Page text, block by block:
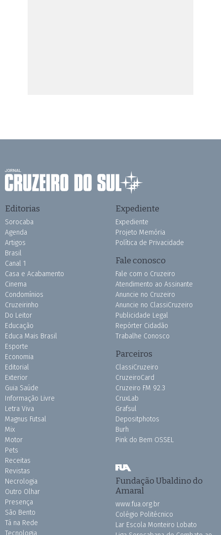
Editorias
Sorocaba
Agenda
Artigos
Brasil
Canal 1
Casa e Acabamento
Cinema
Condomínios
Cruzeirinho
Do Leitor
Educação
Educa Mais Brasil
Esporte
Economia
Editorial
Exterior
Guia Saúde
Informação Livre
Letra Viva
Magnus Futsal
Mix
Motor
Pets
Receitas
Revistas
Necrologia
Outro Olhar
Presença
São Bento
Tá na Rede
Tecnologia
Expediente
Expediente
Projeto Memória
Política de Privacidade
Fale conosco
Fale com o Cruzeiro
Atendimento ao Assinante
Anuncie no Cruzeiro
Anuncie no ClassiCruzeiro
Publicidade Legal
Repórter Cidadão
Trabalhe Conosco
Parceiros
ClassiCruzeiro
CruzeiroCard
Cruzeiro FM 92.3
CruxLab
Grafsul
Depositphotos
Burh
Pink do Bem OSSEL
Fundação Ubaldino do
Amaral
www.fua.org.br
Colégio Politécnico
Lar Escola Monteiro Lobato